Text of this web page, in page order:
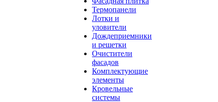
Термопанели
Лотки и
уловители
Дождеприемники
и решетки
Очистители
фасадов
Комплектующие
элементы
Кровельные
системы